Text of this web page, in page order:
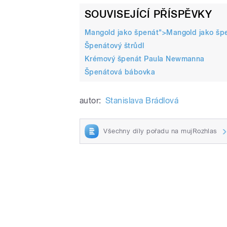
SOUVISEJÍCÍ PŘÍSPĚVKY
Mangold jako špenát">Mangold jako
Špenátový štrůdl
Krémový špenát Paula Newmanna
Špenátová bábovka
autor: Stanislava Brádlová
Všechny díly pořadu na mujRozhlas